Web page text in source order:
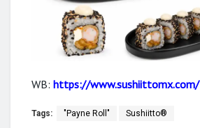
WB: https://www.sushiittomx.com/
Tags: "Payne Roll" Sushiitto®